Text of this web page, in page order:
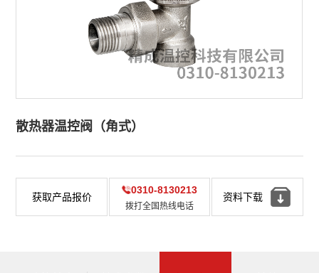
散热器温控阀（角式）
获取产品报价
0310-8130213
拨打全国热线电话
资料下载